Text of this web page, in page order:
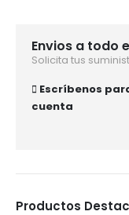
Envios a todo
Solicita tus
Escríbenos
cuenta
Productos